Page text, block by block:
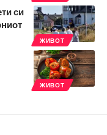
ЖИВОТ
си
ЖИВОТ